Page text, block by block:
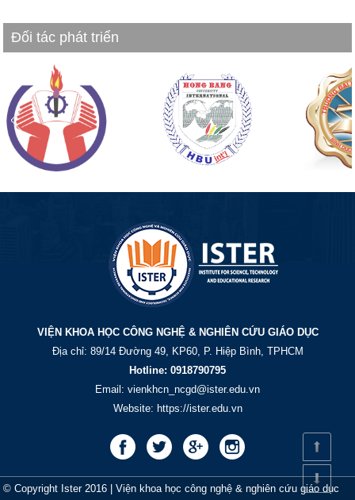
Đối tác phát triển
VIỆN KHOA HỌC CÔNG NGHỆ & NGHIÊN CỨU GIÁO DỤC
Địa chỉ: 89/14 Đường 49, KP60, P. Hiệp Bình, TPHCM
Hotline: 0918790795
Email: vienkhcn_ncgd@ister.edu.vn
Website: https://ister.edu.vn
© Copyright Ister 2016 | Viện khoa học công nghệ & nghiên cứu giáo dục